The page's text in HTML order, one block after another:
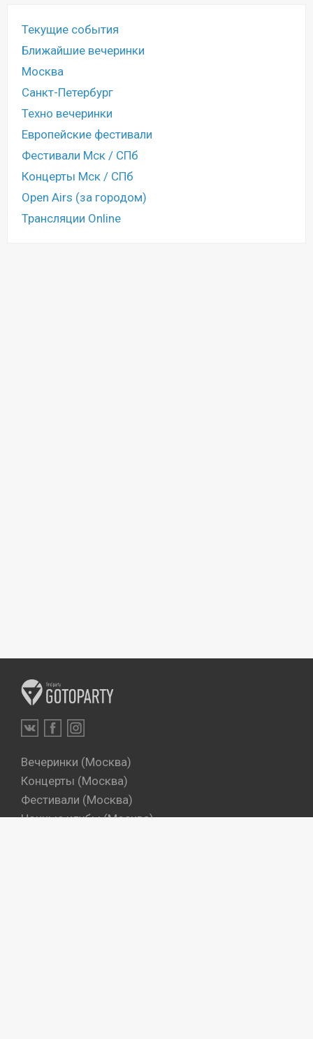
Текущие события
Ближайшие вечеринки
Москва
Санкт-Петербург
Техно вечеринки
Европейские фестивали
Фестивали Мск / СПб
Концерты Мск / СПб
Open Airs (за городом)
Трансляции Online
Вечеринки (Москва)
Концерты (Москва)
Фестивали (Москва)
Ночные клубы (Москва)